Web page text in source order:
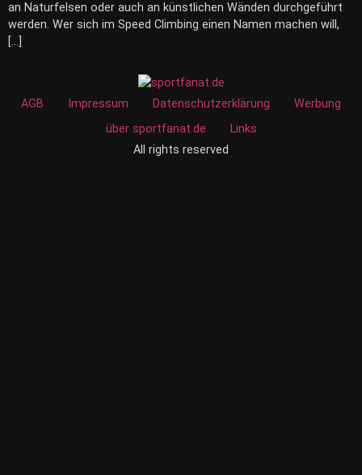
an Naturfelsen oder auch an künstlichen Wänden durchgeführt
werden. Wer sich im Speed Climbing einen Namen machen will,
[…]
AGB Impressum Datenschutzerklärung
Werbung
über sportfanat.de
Links
All rights reserved